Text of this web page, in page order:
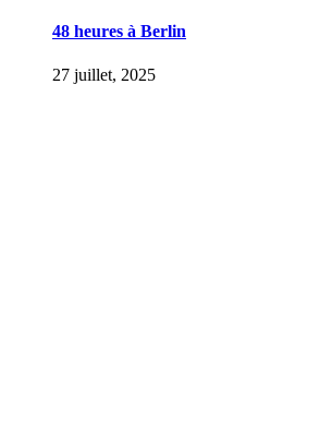
48 heures à Berlin
27 juillet, 2025